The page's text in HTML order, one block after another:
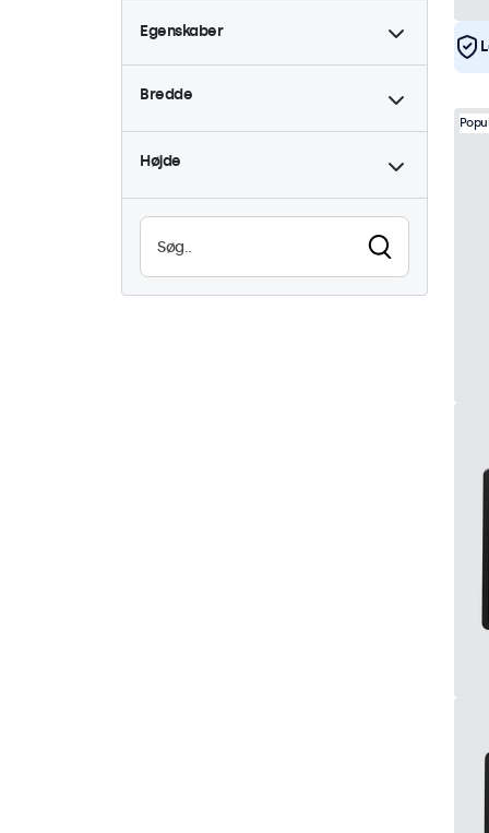
Egenskaber
4:3 / 5:4
6
Dæmpbar
29
Læsbar i sollys
8
24/7 brug
29
Bredde
Højde